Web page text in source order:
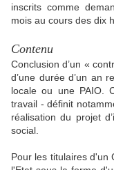
inscrits comme
mois au cours des dix
Contenu
Conclusion d’un «
d’une durée d’un an
locale ou une PAIO.
travail - définit
réalisation du projet
social.
Pour les titulaires d'un